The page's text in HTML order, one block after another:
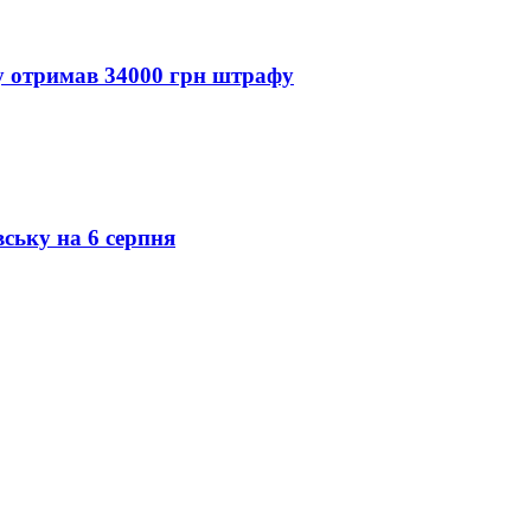
отримав 34000 грн штрафу
на 6 серпня